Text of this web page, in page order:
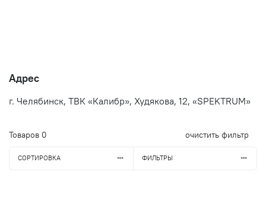
Адрес
г. Челябинск, ТВК «Калибр», Худякова, 12, «SPEKTRUM»
Товаров 0 очистить фильтр
СОРТИРОВКА ФИЛЬТРЫ